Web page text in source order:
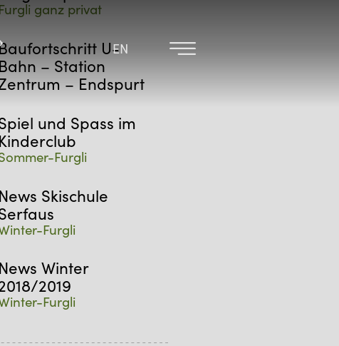
EN
EN
Furgli ganz privat
U-
Bahn – Station
– Endspurt
und Spass im
Kinderclub
Furgli
News Skischule
Furgli
News Winter
2019
Furgli